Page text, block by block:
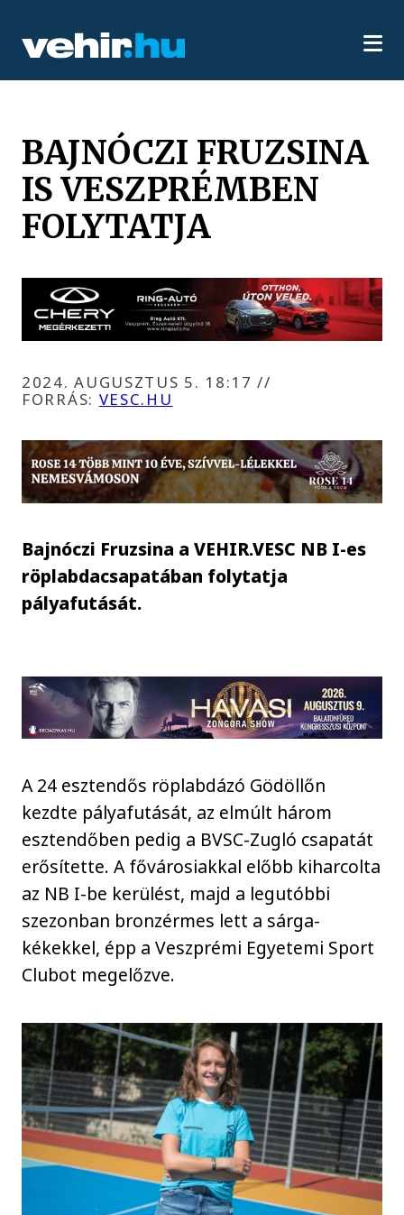
BAJNÓCZI FRUZSINA
IS VESZPRÉMBEN
FOLYTATJA
2024. AUGUSZTUS 5. 18:17//
FORRÁS: VESC.HU
Bajnóczi Fruzsina a VEHIR.VESC NB I-es
röplabdacsapatában folytatja
pályafutását.
A 24 esztendős röplabdázó Gödöllőn
kezdte pályafutását, az elmúlt három
esztendőben pedig a BVSC-Zugló csapatát
erősítette. A fővárosiakkal előbb kiharcolta
az NB I-be kerülést, majd a legutóbbi
szezonban bronzérmes lett a sárga-
kékekkel, épp a Veszprémi Egyetemi Sport
Clubot megelőzve.